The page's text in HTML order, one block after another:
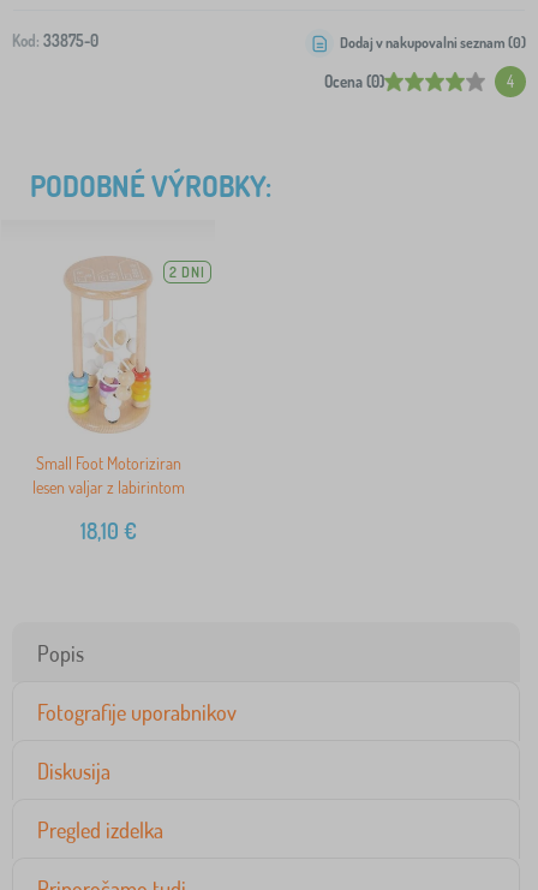
Kod: 33875-0
Ocena (0) 4
Dodaj v nakupovalni seznam (0)
PODOBNÉ VÝROBKY:
2 DNI
Small Foot Motoriziran
lesen valjar z labirintom
18,10 €
Popis
Fotografije uporabnikov
Diskusija
Pregled izdelka